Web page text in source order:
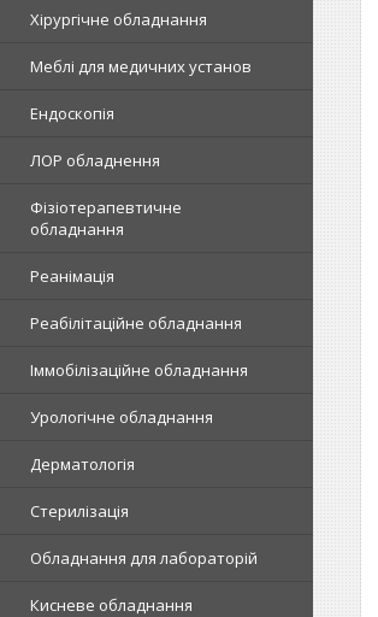
Хірургічне обладнання
Меблі для медичних установ
Ендоскопія
ЛОР обладнення
Фізіотерапевтичне
обладнання
Реанімація
Реабілітаційне обладнання
Іммобілізаційне обладнання
Урологічне обладнання
Дерматологія
Стерилізація
Обладнання для лабораторій
Кисневе обладнання